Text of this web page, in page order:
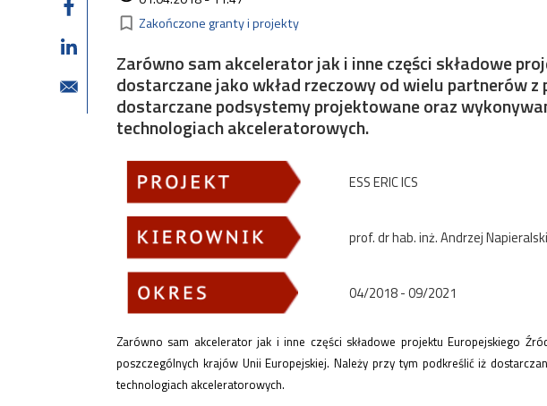
bookmark_border Kategorie
Zakończone granty i projekty
Zarówno sam akcelerator jak i inne części składowe
dostarczane jako wkład rzeczowy od wielu partnerów
dostarczane podsystemy projektowane oraz
technologiach akceleratorowych.
ESS ERIC ICS
prof. dr hab. inż. Andrzej Napieralski
04/2018 - 09/2021
Zarówno sam akcelerator jak i inne części składowe projektu Europejskiego
poszczególnych krajów Unii Europejskiej. Należy przy tym podkreślić iż
technologiach akceleratorowych.